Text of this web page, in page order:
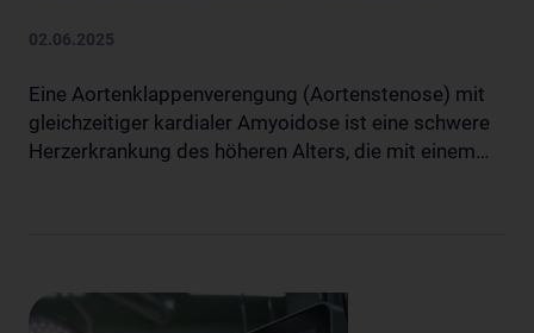
02.06.2025
Eine Aortenklappenverengung (Aortenstenose) mit
gleichzeitiger kardialer Amyoidose ist eine schwere
Herzerkrankung des höheren Alters, die mit einem…